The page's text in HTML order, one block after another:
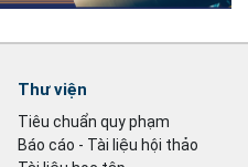
Thư viện
Tiêu chuẩn quy phạm
Báo cáo - Tài liệu hội thảo